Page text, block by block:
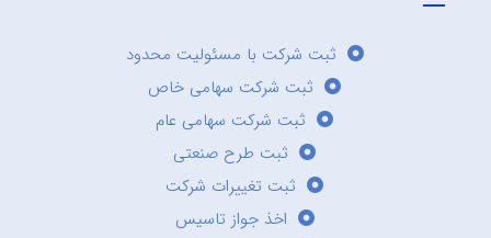
ثبت شرکت با مسئولیت محدود
ثبت شرکت سهامی خاص
ثبت شرکت سهامی عام
ثبت طرح صنعتی
ثبت تغییرات شرکت
اخذ جواز تاسیس